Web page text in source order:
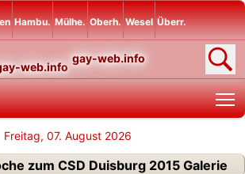
Hambu. Mülhe. Oberh. Wesel Überr.
gay-web.info
Freitag, 07. August 2026
zum CSD Duisburg 2015 Galerie